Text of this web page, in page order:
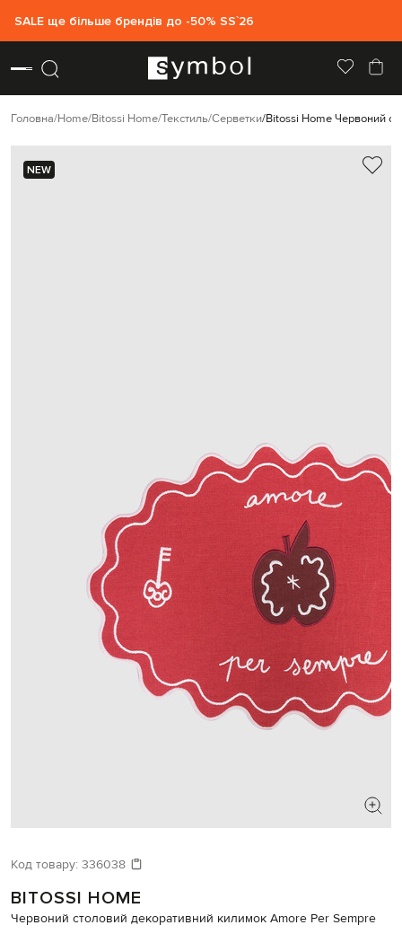
SALE ще більше брендів до -50% SS`26
Головна Home Bitossi Home Текстиль Серветки Bitossi Home Червоний
NEW
Код товару: 336038
BITOSSI HOME
Червоний столовий декоративний килимок Amore Per Sempre